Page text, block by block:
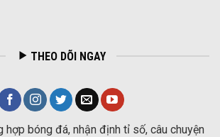
THEO DÕI NGAY
hợp bóng đá, nhận định tỉ số, câu chuyện